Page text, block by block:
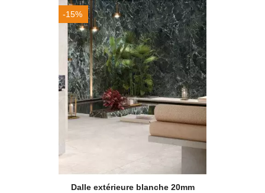
Dalle extérieure blanche 20mm
-15%